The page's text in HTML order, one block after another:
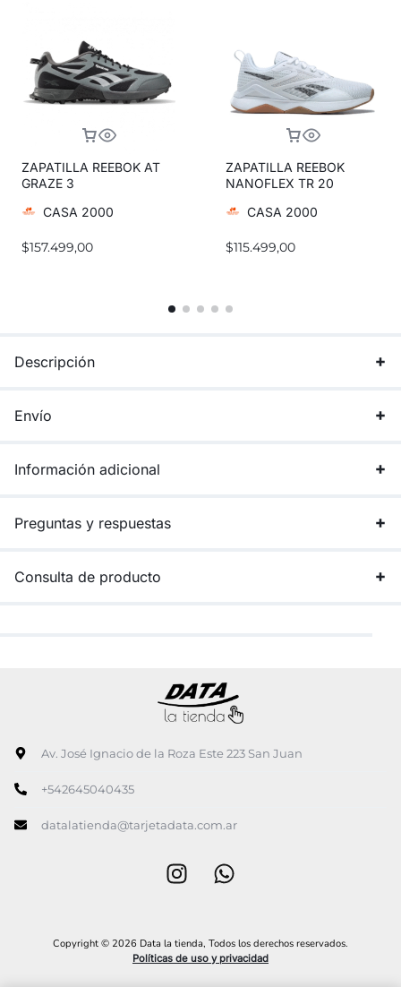
ZAPATILLA REEBOK AT
GRAZE 3
CASA 2000
$157.499,00
ZAPATILLA REEBOK
NANOFLEX TR 20
CASA 2000
$115.499,00
Descripción
Envío
Información adicional
Preguntas y respuestas
Consulta de producto
Av. José Ignacio de la Roza Este 223 San Juan
+542645040435
datalatienda@tarjetadata.com.ar
Copyright © 2026 Data la tienda, Todos los derechos reservados.
Políticas de uso y privacidad